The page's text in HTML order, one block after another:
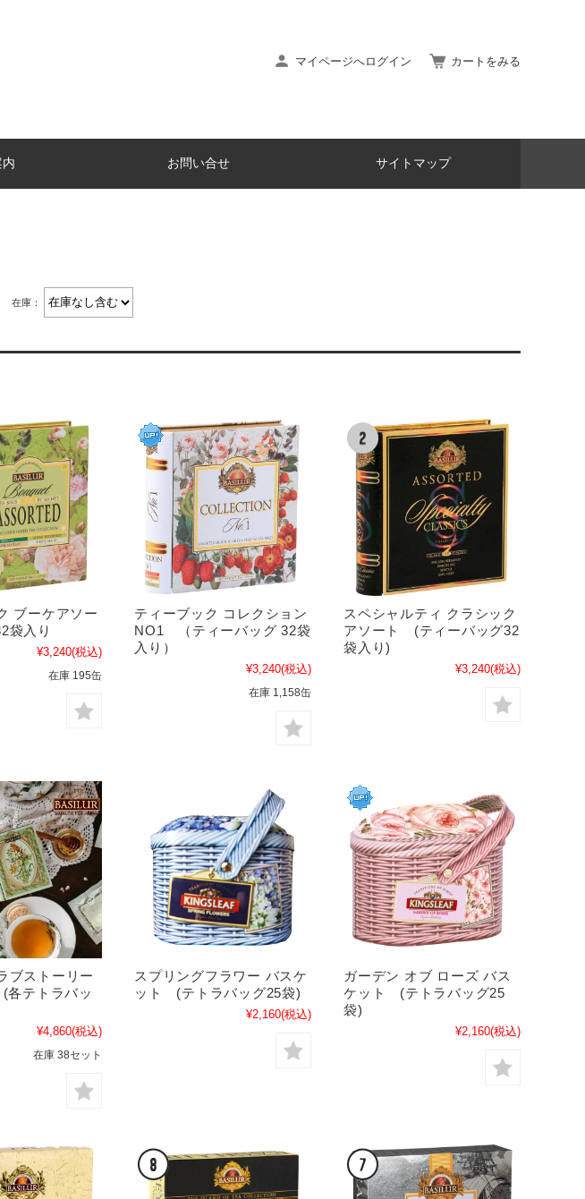
マイページへログイン カートをみる
内 お問い合せ サイトマップ
在庫：
ブーケアソー
袋入り
¥3,240(税込)
在庫 195缶
ティーブック コレクション
NO1 （ティーバッグ 32袋
入り）
¥3,240(税込)
在庫 1,158缶
スペシャルティ クラシック
アソート (ティーバッグ32
袋入り)
¥3,240(税込)
ブストーリー
テトラバッ
¥4,860(税込)
在庫 38セット
スプリングフラワー バスケ
ット (テトラバッグ25袋)
¥2,160(税込)
ガーデン オブ ローズ バス
ケット (テトラバッグ25
袋)
¥2,160(税込)